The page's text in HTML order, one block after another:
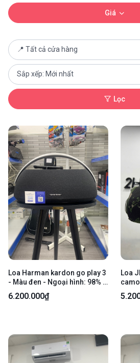
Giá
Lọc
Loa Harman kardon go play 3
- Màu đen - Ngoại hình: 98% -
Fullbox, kèm đế chân + túi
6.200.000₫
Loa
Body